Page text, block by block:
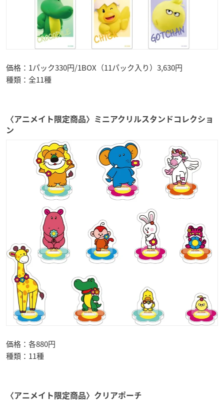
価格：1パック330円/1BOX（11パック入り）3,630円
種類：全11種
〈アニメイト限定商品〉ミニアクリルスタンドコレクショ
ン
価格：各880円
種類：11種
〈アニメイト限定商品〉クリアポーチ